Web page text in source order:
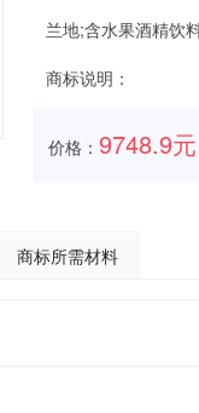
兰地;含水果酒精饮
商标说明：
价格： 9748.9元
商标所需材料